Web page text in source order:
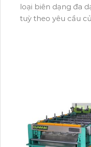
loại biên dạng đa
tuỳ theo yêu cầu